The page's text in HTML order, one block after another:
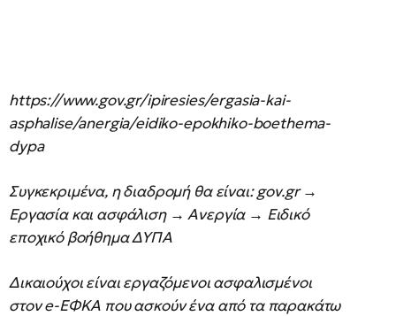
https://www.gov.gr/ipiresies/ergasia-kai-
asphalise/anergia/eidiko-epokhiko-boethema-
dypa
Συγκεκριμένα, η διαδρομή θα είναι: gov.gr →
Εργασία και ασφάλιση → Ανεργία → Ειδικό
εποχικό βοήθημα ΔΥΠΑ
Δικαιούχοι είναι εργαζόμενοι ασφαλισμένοι
στον e-ΕΦΚΑ που ασκούν ένα από τα παρακάτω